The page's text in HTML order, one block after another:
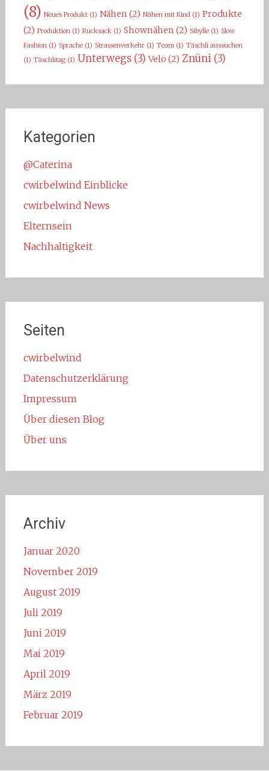
(8) Neues Produkt(1) Nähen (2) Nähen mit Kind (1) Produkte
(2) Produktion (1) Rucksack(1) Shownähen (2) Sibylle(1) Slow
Fashion (1) Sprache(1) Strassenverkehr(1) Team (1) Täschli aussuchen
(1) Täschlitag(1) Unterwegs(3) Velo (2) Znüni(3)
Kategorien
@Caterina
cwirbelwind Einblicke
cwirbelwind News
Elternsein
Nachhaltigkeit
Seiten
cwirbelwind
Datenschutzerklärung
Impressum
Über diesen Blog
Über uns
Archiv
Januar 2020
November 2019
August 2019
Juli 2019
Juni 2019
Mai 2019
April 2019
März 2019
Februar 2019